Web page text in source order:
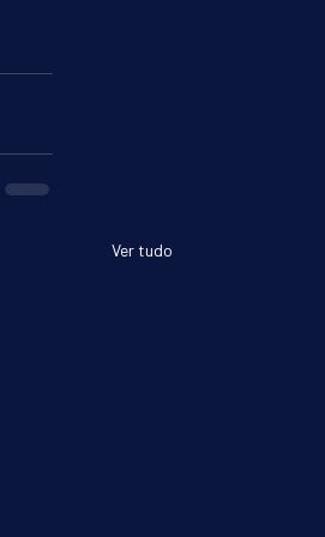
Ver tudo